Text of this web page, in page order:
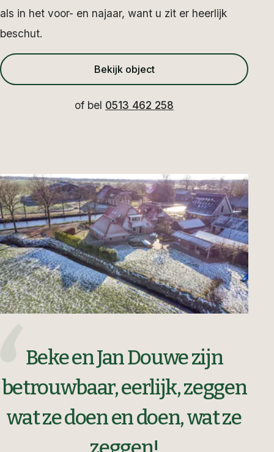
als in het voor- en najaar, want u zit er heerlijk
beschut.
Bekijk object
of bel 0513 462 258
Beke en Jan Douwe zijn
betrouwbaar, eerlijk, zeggen
wat ze doen en doen, wat ze